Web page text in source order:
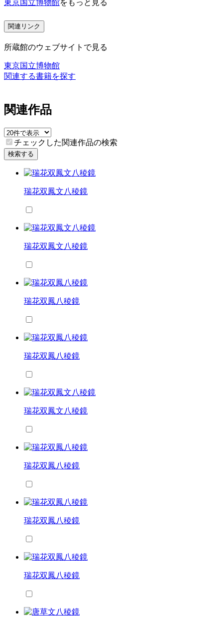
東京国立博物館をもっと見る
関連リンク
所蔵館のウェブサイトで見る
東京国立博物館
関連する書籍を探す
関連作品
チェックした関連作品の検索
検索する
瑞花双鳳文八稜鏡
瑞花双鳳文八稜鏡
瑞花双鳳八稜鏡
瑞花双鳳八稜鏡
瑞花双鳳文八稜鏡
瑞花双鳳八稜鏡
瑞花双鳳八稜鏡
瑞花双鳳八稜鏡